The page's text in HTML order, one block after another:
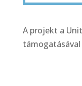
A projekt a